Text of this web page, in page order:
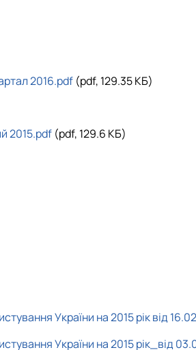
2016.pdf (pdf, 129.35 КБ)
2015.pdf (pdf, 129.6 КБ)
України на 2015 рік від
України на 2015 рік_від